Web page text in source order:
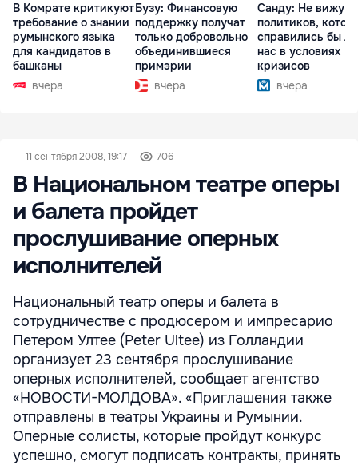
В Комрате критикуют
требование о знании
румынского языка
для кандидатов в
башканы
вчера
Бузу: Финансовую
поддержку получат
только добровольно
объединившиеся
примэрии
вчера
Санду: Не вижу
политиков,
справились бы
нас в условиях
кризисов
вчера
11 сентября 2008, 19:17 706
В Национальном театре оперы
и балета пройдет
прослушивание оперных
исполнителей
Национальный театр оперы и балета в
сотрудничестве с продюсером и импресарио
Петером Ултее (Peter Ultee) из Голландии
организует 23 сентября прослушивание
оперных исполнителей, сообщает агентство
«НОВОСТИ-МОЛДОВА». «Приглашения также
отправлены в театры Украины и Румынии.
Оперные солисты, которые пройдут конкурс
успешно, смогут подписать контракты, принять